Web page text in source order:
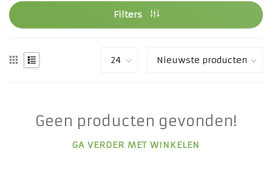
Filters
Geen producten gevonden!
GA VERDER MET WINKELEN